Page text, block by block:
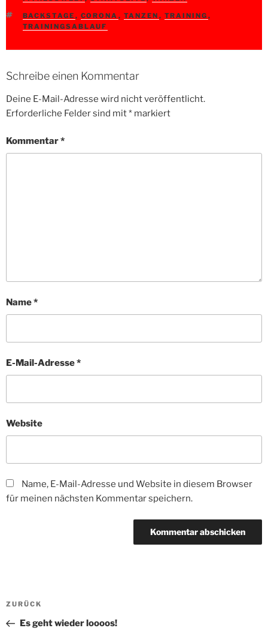
SCHLAGWÖRTER
BACKSTAGE , CORONA , TANZEN , TRAINING ,
TRAININGSABLAUF
Schreibe einen Kommentar
Deine E-Mail-Adresse wird nicht veröffentlicht.
Erforderliche Felder sind mit* markiert
Kommentar*
Name*
E-Mail-Adresse*
Website
Name, E-Mail-Adresse und Website in diesem Browser
für meinen nächsten Kommentar speichern.
Beitragsnavigation
Vorheriger
Beitrag
ZURÜCK
Es geht wieder loooos!